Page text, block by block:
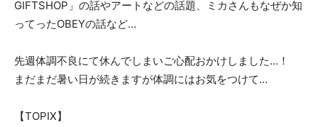
GIFTSHOP」の話やアートなどの話題、ミカさんもなぜか知
ってったOBEYの話など…
先週体調不良にて休んでしまいご心配おかけしました…！
まだまだ暑い日が続きますが体調にはお気をつけて…
【TOPIX】